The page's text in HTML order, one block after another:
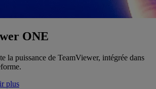
ONE
la puissance de TeamViewer, intégrée dans
plus